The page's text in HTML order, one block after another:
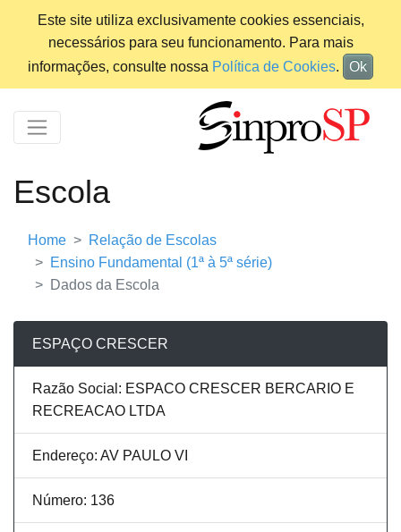
Este site utiliza exclusivamente cookies essenciais,
necessários para seu funcionamento. Para mais
informações, consulte nossa Política de Cookies. Ok
Escola
Home
Relação de Escolas
Ensino Fundamental (1ª à 5ª série)
Dados da Escola
ESPAÇO CRESCER
Razão Social: ESPACO CRESCER BERCARIO E
RECREACAO LTDA
Endereço: AV PAULO VI
Número: 136